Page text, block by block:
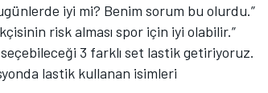
iyi mi? Benim sorum bu olurdu.”
risk alması spor için iyi olabilir.”
seçebileceği 3 farklı set lastik getiriyoruz.
lastik kullanan isimleri